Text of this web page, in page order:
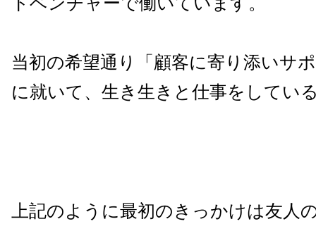
当初の希望通り「顧客に寄り添いサ
に就いて、生き生きと仕事をしてい
上記のように最初のきっかけは友人